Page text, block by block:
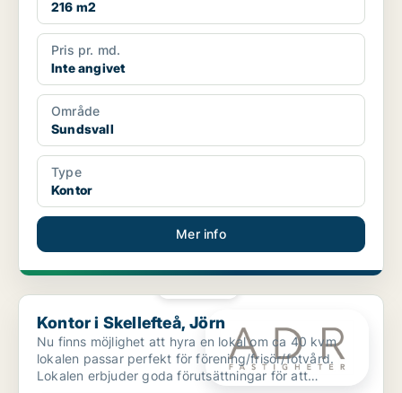
216 m2
Pris pr. md.
Inte angivet
Område
Sundsvall
Type
Kontor
Mer info
Kontor i Skellefteå, Jörn
Kontor i Skellefteå, Jörn
Nu finns möjlighet att hyra en lokal om ca 40 kvm
lokalen passar perfekt för förening/frisör/fotvård.
Lokalen erbjuder goda förutsättningar för att